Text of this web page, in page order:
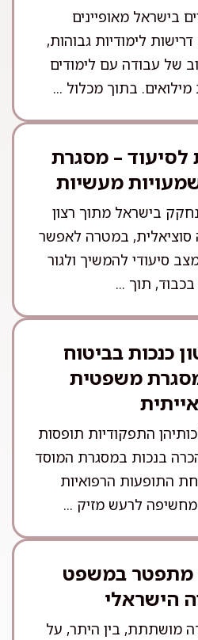
בישראל מאופיינים
לימודיות גבוהות,
של עבודה עם לימודים
מילואים. בתוך מכלול ...
לסיעוד – מסגרת
מעשיות
בישראל מתוך רצון
סוציאלית, במטרה לאפשר
סיעודי להמשיך ולגור
תוך ...
כנכות בביטוח
משפטית
התפקודיות תופסות
בנכות במסגרת המוסד
התופעות הרפואיות
מחשיפה לרעש מזיק ...
מתפטר במשפט
הישראלי
מושתתת, בין היתר, על